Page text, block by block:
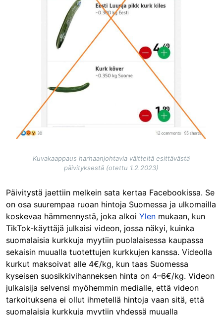
Kuvakaappaus harhaanjohtavia väitteitä esittävästä
päivityksestä (otettu 1.2.2023)
Päivitystä jaettiin melkein sata kertaa Facebookissa. Se
on osa suurempaa ruoan hintoja Suomessa ja ulkomailla
koskevaa hämmennystä, joka alkoi Ylen mukaan, kun
TikTok-käyttäjä julkaisi videon, jossa näkyi, kuinka
suomalaisia kurkkuja myytiin puolalaisessa kaupassa
sekaisin muualla tuotettujen kurkkujen kanssa. Videolla
kurkut maksoivat alle 4€/kg, kun taas Suomessa
kyseisen suosikkivihanneksen hinta on 4–6€/kg. Videon
julkaisija selvensi myöhemmin medialle, että videon
tarkoituksena ei ollut ihmetellä hintoja vaan sitä, että
suomalaisia kurkkuja myytiin yhdessä muualla